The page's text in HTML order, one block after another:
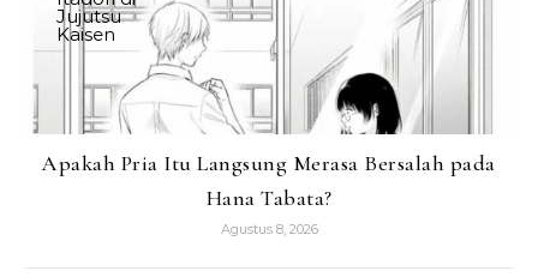
Apakah Pria Itu Langsung Merasa Bersalah pada
Hana Tabata?
Agustus 8, 2026